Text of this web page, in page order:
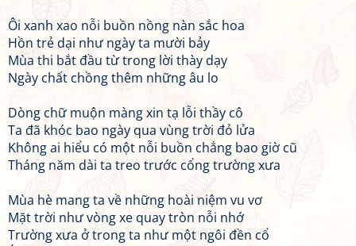
Ôi xanh xao nỗi buồn nồng nàn sắc hoa
Hồn trẻ dại như ngày ta mười bảy
Mùa thi bắt đầu từ trong lời thày dạy
Ngày chất chồng thêm những âu lo
Dòng chữ muộn màng xin tạ lỗi thầy cô
Ta đã khóc bao ngày qua vùng trời đỏ lửa
Không ai hiểu có một nỗi buồn chẳng bao giờ cũ
Tháng năm dài ta treo trước cổng trường xưa
Mùa hè mang ta về những hoài niệm vu vơ
Mặt trời như vòng xe quay tròn nỗi nhớ
Trường xưa ở trong ta như một ngôi đền cổ